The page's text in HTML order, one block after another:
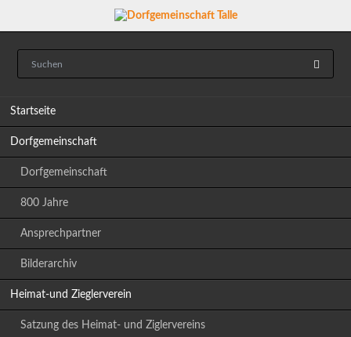
Startseite
Dorfgemeinschaft
Dorfgemeinschaft
800 Jahre
Ansprechpartner
Bilderarchiv
Heimat-und Zieglerverein
Satzung des Heimat- und Ziglervereins